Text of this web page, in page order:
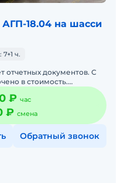
18.04 на шасси
ч.
отчетных документов. С
в стоимость.
аренда. Техника
₽ час
₽ смена
Обратный звонок